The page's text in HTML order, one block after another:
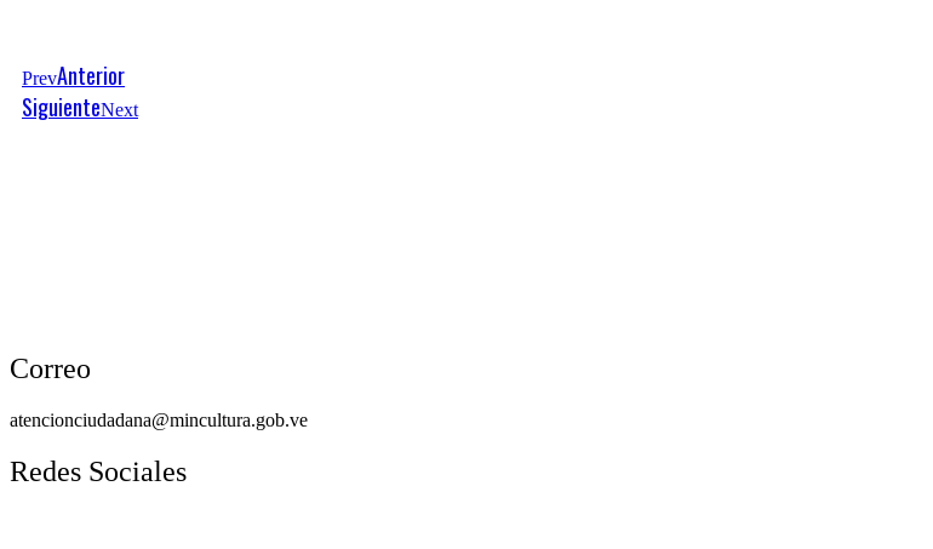
PrevAnterior
SiguienteNext
Correo
atencionciudadana@mincultura.gob.ve
Redes Sociales